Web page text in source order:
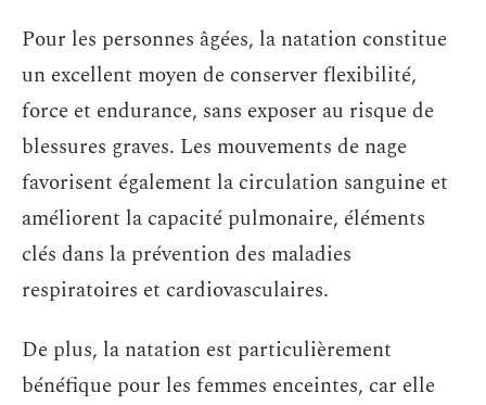
Pour les personnes âgées, la natation constitue
un excellent moyen de conserver flexibilité,
force et endurance, sans exposer au risque de
blessures graves. Les mouvements de nage
favorisent également la circulation sanguine et
améliorent la capacité pulmonaire, éléments
clés dans la prévention des maladies
respiratoires et cardiovasculaires.
De plus, la natation est particulièrement
bénéfique pour les femmes enceintes, car elle